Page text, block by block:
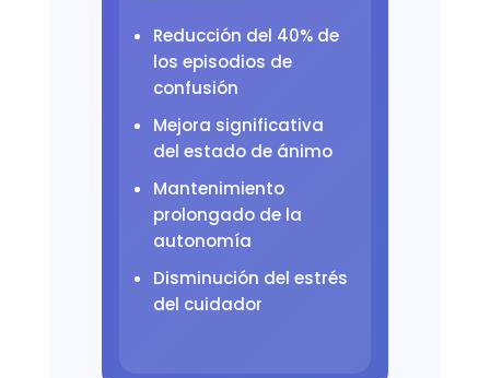
Reducción del 40% de
los episodios de
confusión
Mejora significativa
del estado de ánimo
Mantenimiento
prolongado de la
autonomía
Disminución del estrés
del cuidador